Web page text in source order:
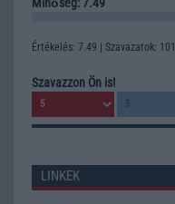
Értékelés: 7.49 | Szavazatok: 101
Szavazzon Ön is!
LINKEK